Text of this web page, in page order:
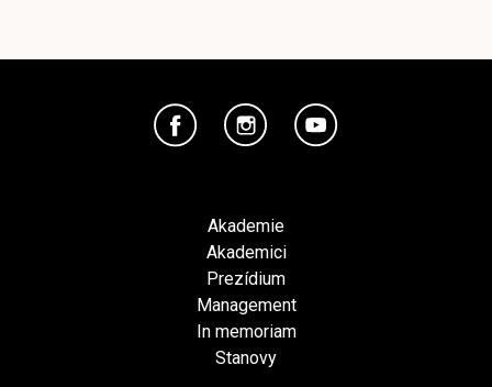
Akademie
Akademici
Prezídium
Management
In memoriam
Stanovy